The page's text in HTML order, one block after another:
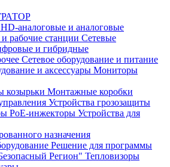
HD-аналоговые и аналоговые
рабочие станции Сетевые
и гибридные
Сетевое оборудование и питание
и аксессуары Мониторы
козырьки Монтажные коробки
Устройства грозозащиты
PoE-инжекторы Устройства для
назначения
Решение для программы
Регион" Тепловизоры